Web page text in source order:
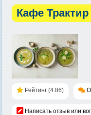
Кафе
Рейтинг (4.86)
Написать отзыв или